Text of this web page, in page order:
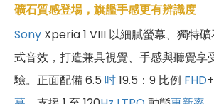
礦石質感登場，旗艦手感更有辨識度
Sony Xperia 1 VIII 以細膩螢幕、獨特
式音效，打造兼具視覺、手感與聽覺享
驗。正面配備 6.5 吋19.5：9 比例 FHD+